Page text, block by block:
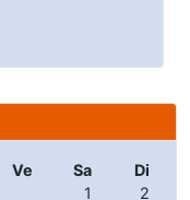
Ve Sa
Di
1
2